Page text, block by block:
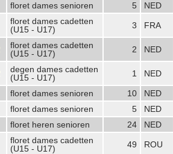
floret dames senioren 5 NED
floret dames cadetten
(U15 - U17)
3 FRA
floret dames cadetten
(U15 - U17)
2 NED
degen dames cadetten
(U15 - U17)
1 NED
floret dames senioren 10 NED
floret dames senioren 5 NED
floret heren senioren 24 NED
floret dames cadetten
(U15 - U17)
49 ROU